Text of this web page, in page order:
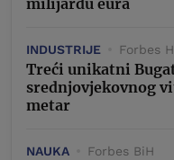
INDUSTRIJE Forbes
Treći unikatni
srednjovjekovnog
metar
NAUKA Forbes BiH